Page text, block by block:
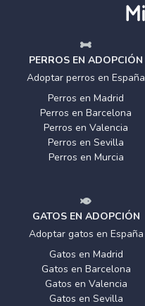
PERROS EN ADOPCIÓN
Adoptar perros en España
Perros en Madrid
Perros en Barcelona
Perros en Valencia
Perros en Sevilla
Perros en Murcia
GATOS EN ADOPCIÓN
Adoptar gatos en España
Gatos en Madrid
Gatos en Barcelona
Gatos en Valencia
Gatos en Sevilla